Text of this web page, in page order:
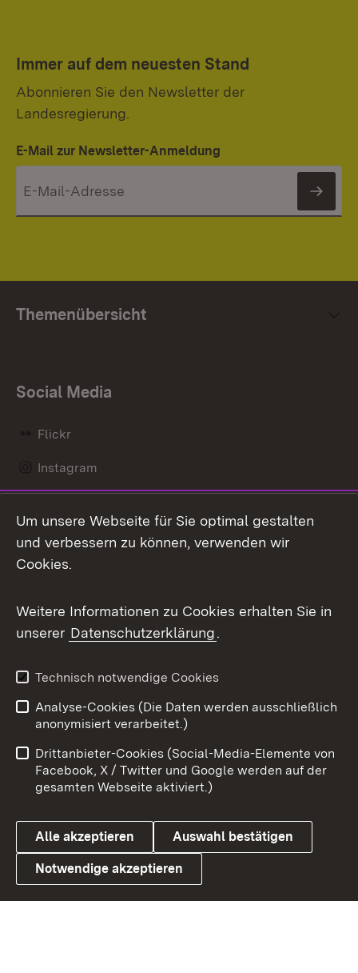
Immer auf dem neuesten Stand
Abonnieren Sie den Newsletter der
Landesregierung.
E-Mail zur Newsletter-Anmeldung
Themenübersicht
Social Media
Flickr
Instagram
Mastodon
Messenger
Social Wall
X / Twitter
Youtube
Link zum Landesportal
Benutzungshinweise
Barrierefreiheit
Datenschutz
Cookies
Um unsere Webseite für Sie optimal gestalten
und verbessern zu können, verwenden wir
Cookies.
Weitere Informationen zu Cookies erhalten Sie in
unserer Datenschutzerklärung.
Technisch notwendige Cookies
Analyse-Cookies (Die Daten werden ausschließlich
anonymisiert verarbeitet.)
Drittanbieter-Cookies (Social-Media-Elemente von
Facebook, X / Twitter und Google werden auf der
gesamten Webseite aktiviert.)
Alle akzeptieren Auswahl bestätigen
Notwendige akzeptieren